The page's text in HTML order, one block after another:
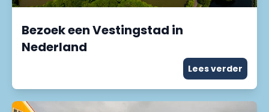
Bezoek een Vestingstad in
Nederland
Lees verder